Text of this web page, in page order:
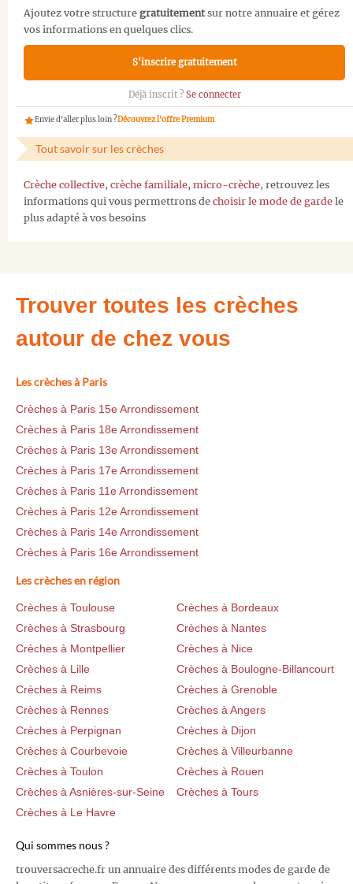
Ajoutez votre structure gratuitementsur notre annuaire et gérez
vos informations en quelques clics.
S'inscrire gratuitement
Déjà inscrit ? Se connecter
Envie d'aller plus loin ?Découvrez l'offre Premium
Tout savoir sur les crèches
Crèche collective, crèche familiale, micro-crèche, retrouvez les
informations qui vous permettrons de choisir le mode de garde le
plus adapté à vos besoins
Trouver toutes les crèches
autour de chez vous
Les crèches à Paris
Crèches à Paris 15e Arrondissement
Crèches à Paris 18e Arrondissement
Crèches à Paris 13e Arrondissement
Crèches à Paris 17e Arrondissement
Crèches à Paris 11e Arrondissement
Crèches à Paris 12e Arrondissement
Crèches à Paris 14e Arrondissement
Crèches à Paris 16e Arrondissement
Les crèches en région
Crèches à Toulouse
Crèches à Bordeaux
Crèches à Strasbourg
Crèches à Nantes
Crèches à Montpellier
Crèches à Nice
Crèches à Lille
Crèches à Boulogne-Billancourt
Crèches à Reims
Crèches à Grenoble
Crèches à Rennes
Crèches à Angers
Crèches à Perpignan
Crèches à Dijon
Crèches à Courbevoie
Crèches à Villeurbanne
Crèches à Toulon
Crèches à Rouen
Crèches à Asnières-sur-Seine
Crèches à Tours
Crèches à Le Havre
Qui sommes nous ?
trouversacreche.fr un annuaire des différents modes de garde de